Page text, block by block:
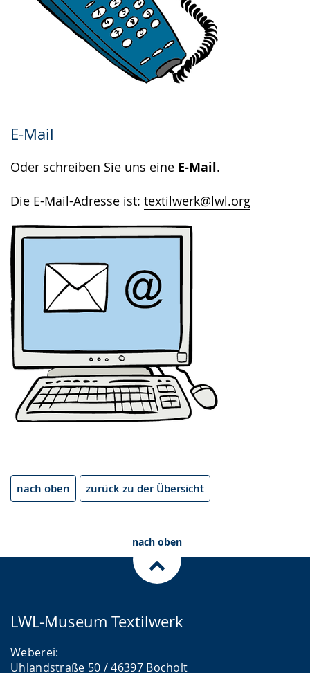
E-Mail
Oder schreiben Sie uns eine E-Mail.
Die E-Mail-Adresse ist: ​​​​​​​ textilwerk@lwl.org
nach oben zurück zu der Übersicht
nach oben
LWL-Museum Textilwerk
Weberei:
Uhlandstraße 50 / 46397 Bocholt